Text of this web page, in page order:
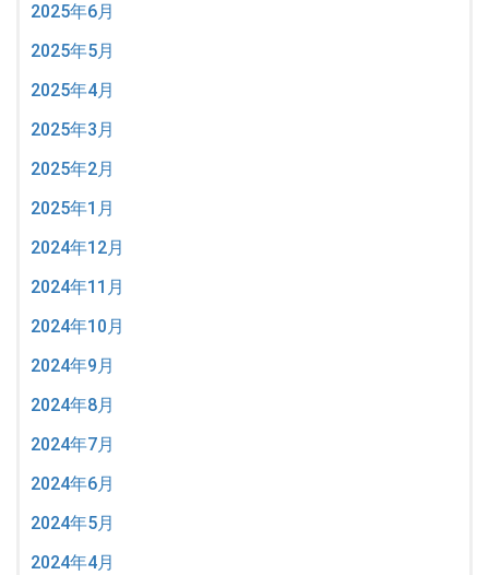
2025年6月
2025年5月
2025年4月
2025年3月
2025年2月
2025年1月
2024年12月
2024年11月
2024年10月
2024年9月
2024年8月
2024年7月
2024年6月
2024年5月
2024年4月